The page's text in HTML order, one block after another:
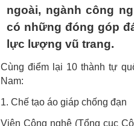
ngoài, ngành công
có những đóng góp
lực lượng vũ trang.
Cùng điểm lại 10 thành tự
Nam:
1. Chế tạo áo giáp chống đạn
Viện Công nghệ (Tổng cục